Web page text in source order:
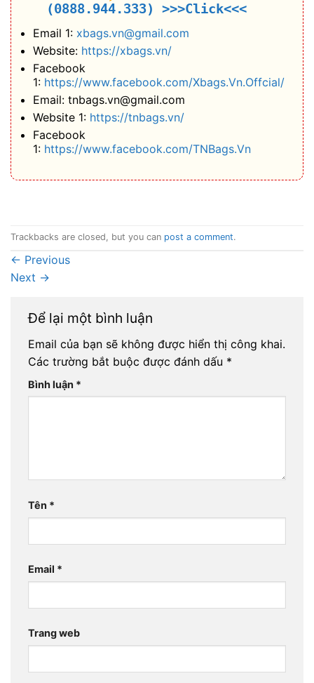
(0888.944.333) >>>Click<<<
Email 1: xbags.vn@gmail.com
Website: https://xbags.vn/
Facebook
1: https://www.facebook.com/Xbags.Vn.Offcial/
Email: tnbags.vn@gmail.com
Website 1: https://tnbags.vn/
Facebook
1: https://www.facebook.com/TNBags.Vn
Trackbacks are closed, but you can post a comment.
← Previous
Next →
Để lại một bình luận
Email của bạn sẽ không được hiển thị công khai.
Các trường bắt buộc được đánh dấu *
Bình luận *
Tên *
Email *
Trang web